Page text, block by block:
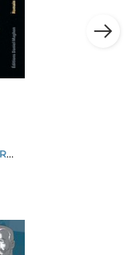
Olivier Tollet-Romain Renard-Patrice Reglat-vizzavona